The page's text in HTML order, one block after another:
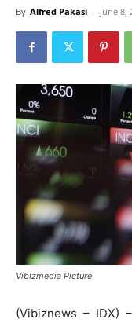
By Alfred Pakasi - June 8,
Vibizmedia Picture
(Vibiznews – IDX)